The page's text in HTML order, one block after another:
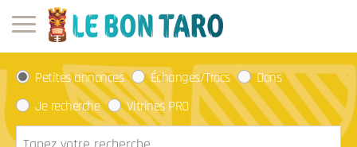
Petites annonces Échanges/Trocs
Dons
Je recherche
Vitrines PRO